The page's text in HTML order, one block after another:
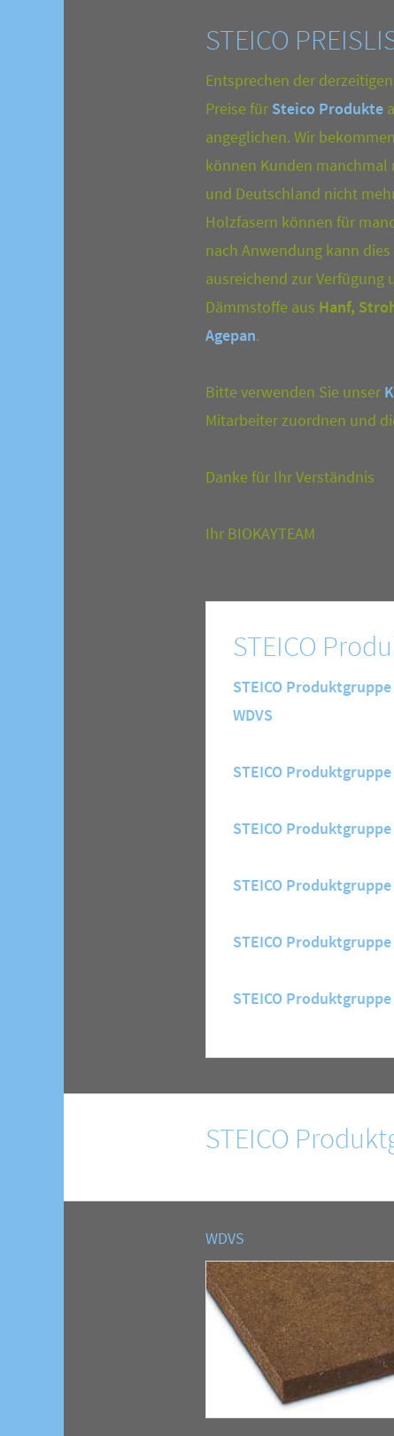
STEICO
Entsprechen der
Preise für Steico Produkte
angeglichen. Wir
können Kunden manchmal
und Deutschland nicht
Holzfasern können für
nach Anwendung kann
ausreichend zur Verfügung
Dämmstoffe aus Hanf,
Agepan.
Bitte verwenden Sie unser
Mitarbeiter zuordnen und
Danke für Ihr Verständnis
Ihr BIOKAYTEAM
STEICO
STEICO
WDVS
STEICO
STEICO
STEICO
STEICO
STEICO
STEICO
WDVS